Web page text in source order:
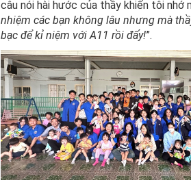
câu nói hài hước của thầy khiến tôi nhớ
nhiệm các bạn không lâu nhưng mà
bạc để kỉ niệm với A11 rồi đấy!”.